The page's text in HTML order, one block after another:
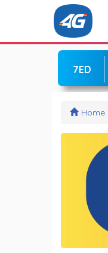
7ED
Home